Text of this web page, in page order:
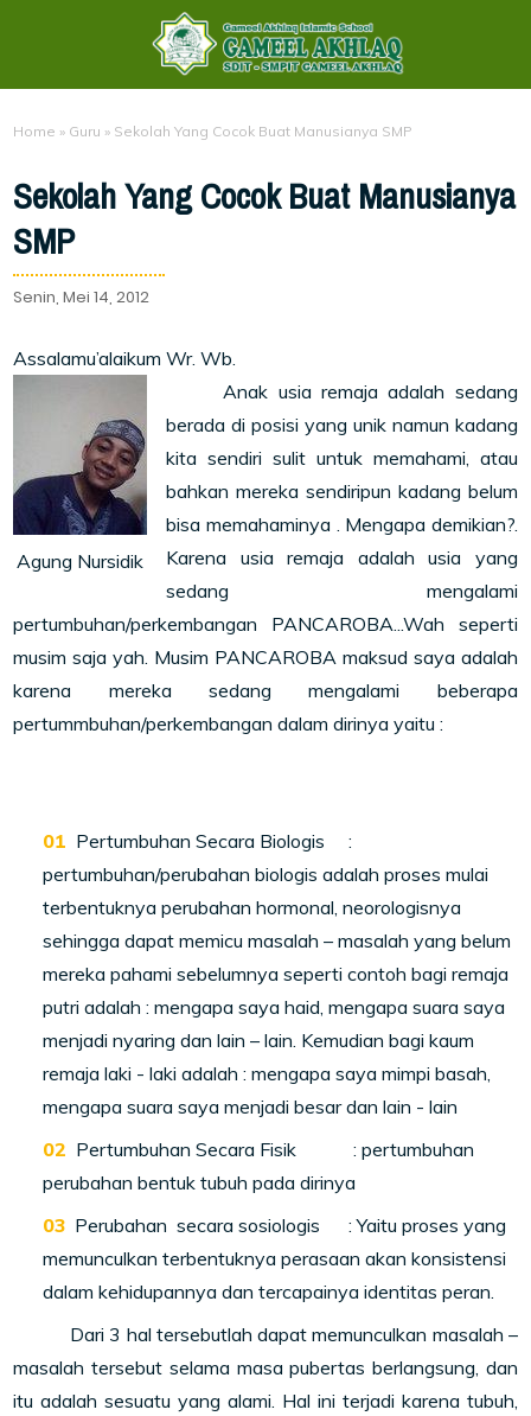
Home » Guru » Sekolah Yang Cocok Buat Manusianya SMP
Sekolah Yang Cocok Buat Manusianya
SMP
Senin, Mei 14, 2012
Assalamu’alaikum Wr. Wb.
Agung Nursidik
Anak usia remaja adalah sedang
berada di posisi yang unik namun kadang
kita sendiri sulit untuk memahami, atau
bahkan mereka sendiripun kadang belum
bisa memahaminya . Mengapa demikian?.
Karena usia remaja adalah usia yang
sedang mengalami
pertumbuhan/perkembangan PANCAROBA...Wah seperti
musim saja yah. Musim PANCAROBA maksud saya adalah
karena mereka sedang mengalami beberapa
pertummbuhan/perkembangan dalam dirinya yaitu :
Pertumbuhan Secara Biologis :
pertumbuhan/perubahan biologis adalah proses mulai
terbentuknya perubahan hormonal, neorologisnya
sehingga dapat memicu masalah – masalah yang belum
mereka pahami sebelumnya seperti contoh bagi remaja
putri adalah : mengapa saya haid, mengapa suara saya
menjadi nyaring dan lain – lain. Kemudian bagi kaum
remaja laki - laki adalah : mengapa saya mimpi basah,
mengapa suara saya menjadi besar dan lain - lain
Pertumbuhan Secara Fisik : pertumbuhan
perubahan bentuk tubuh pada dirinya
Perubahan secara sosiologis : Yaitu proses yang
memunculkan terbentuknya perasaan akan konsistensi
dalam kehidupannya dan tercapainya identitas peran.
Dari 3 hal tersebutlah dapat memunculkan masalah –
masalah tersebut selama masa pubertas berlangsung, dan
itu adalah sesuatu yang alami. Hal ini terjadi karena tubuh,